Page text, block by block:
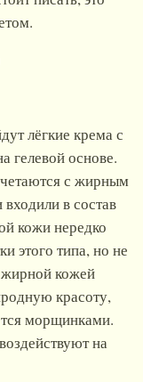
лёгкие крема с
гелевой основе.
с жирным
в состав
кожи нередко
этого типа, но не
кожей
красоту,
морщинками.
на